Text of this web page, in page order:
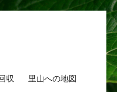
収 里山への地図